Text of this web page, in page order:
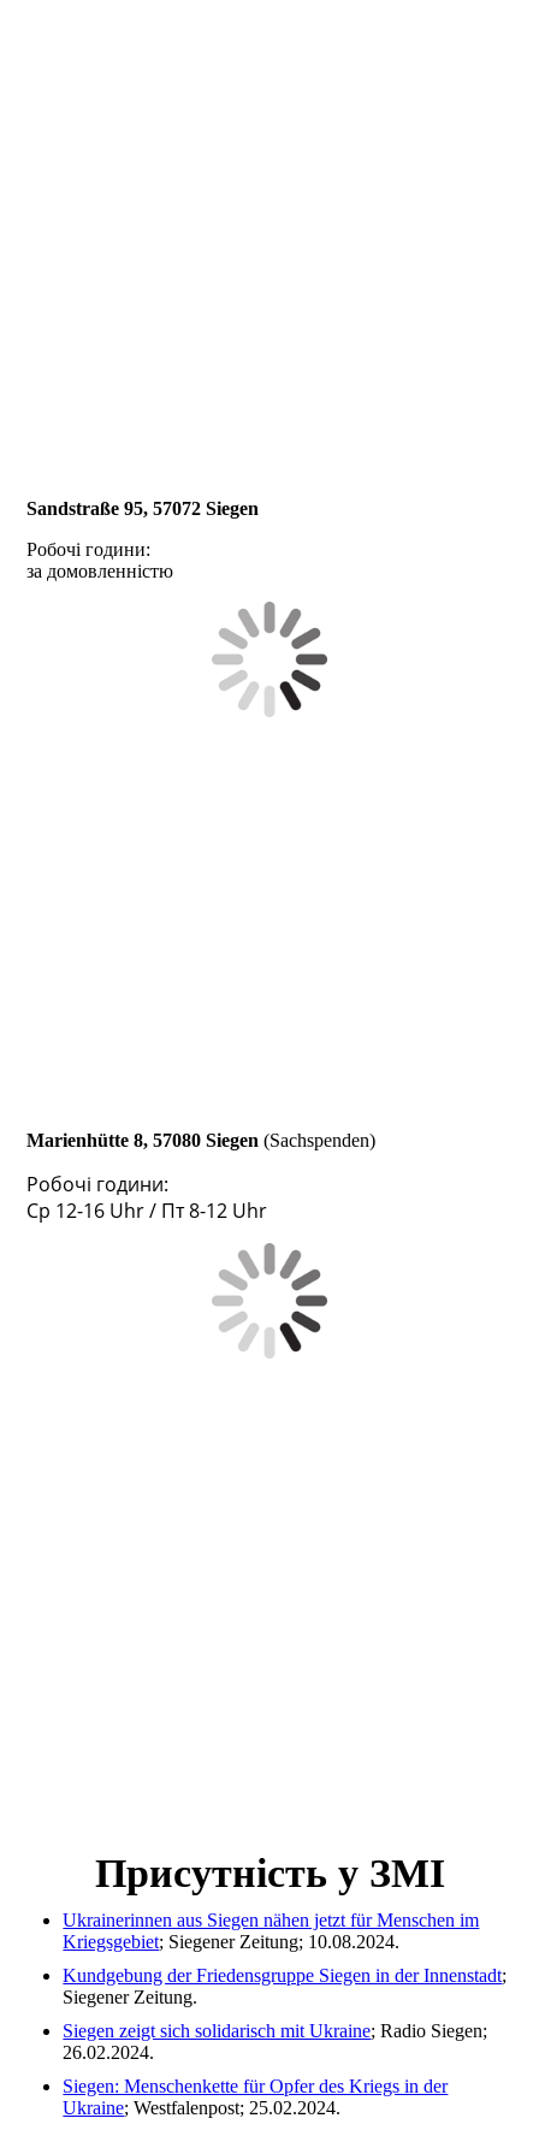
Sandstraße 95, 57072 Siegen
Робочі години:
за домовленністю
Marienhütte 8, 57080 Siegen(Sachspenden)
Робочі години:
Ср 12-16 Uhr / Пт 8-12 Uhr
Присутність у ЗМІ
Ukrainerinnen aus Siegen nähen jetzt für Menschen im
Kriegsgebiet; Siegener Zeitung; 10.08.2024.
Kundgebung der Friedensgruppe Siegen in der Innenstadt;
Siegener Zeitung.
Siegen zeigt sich solidarisch mit Ukraine; Radio Siegen;
26.02.2024.
Siegen: Menschenkette für Opfer des Kriegs in der
Ukraine; Westfalenpost; 25.02.2024.